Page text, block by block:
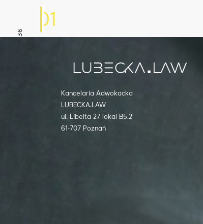
+48 666 085 936
01
Kancelaria Adwokacka
LUBECKA.LAW
ul. Libelta 27 lokal B5.2
61-707 Poznań